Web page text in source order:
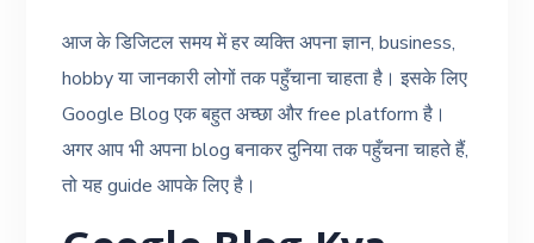
आज के डिजिटल समय में हर व्यक्ति अपना ज्ञान, business,
hobby या जानकारी लोगों तक पहुँचाना चाहता है। इसके लिए
Google Blog एक बहुत अच्छा और free platform है।
अगर आप भी अपना blog बनाकर दुनिया तक पहुँचना चाहते हैं,
तो यह guide आपके लिए है।